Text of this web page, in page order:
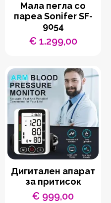
Мала пегла со
пареа Sonifer SF-
9054
€1.299,00
Дигитален апарат
за притисок
€ 999,00